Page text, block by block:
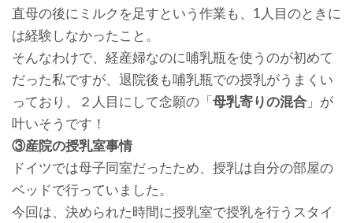
直母の後にミルクを足すという作業も、1人目のときに
は経験しなかったこと。
そんなわけで、経産婦なのに哺乳瓶を使うのが初めて
だった私ですが、退院後も哺乳瓶での授乳がうまくい
っており、２人目にして念願の「母乳寄りの混合 」が
叶いそうです！
③産院の授乳室事情
ドイツでは母子同室だったため、授乳は自分の部屋の
ベッドで行っていました。
今回は、決められた時間に授乳室で授乳を行うスタイ